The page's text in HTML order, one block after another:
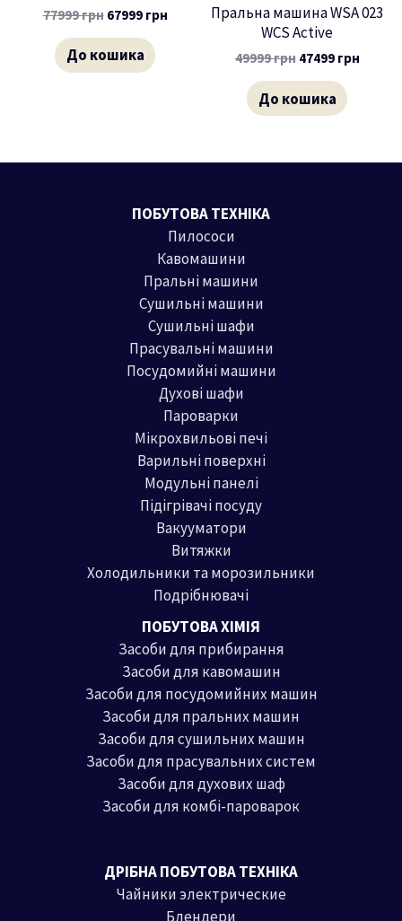
77999грн 67999 грн
До кошика
Пральна машина WSA 023
WCS Active
49999грн 47499 грн
До кошика
ПОБУТОВА ТЕХНІКА
Пилососи
Кавомашини
Пральні машини
Сушильні машини
Сушильні шафи
Прасувальні машини
Посудомийні машини
Духові шафи
Пароварки
Мікрохвильові печі
Варильні поверхні
Модульні панелі
Підігрівачі посуду
Вакууматори
Витяжки
Холодильники та морозильники
Подрібнювачі
ПОБУТОВА ХІМІЯ
Засоби для прибирання
Засоби для кавомашин
Засоби для посудомийних машин
Засоби для пральних машин
Засоби для сушильних машин
Засоби для прасувальних систем
Засоби для духових шаф
Засоби для комбі-пароварок
ДРІБНА ПОБУТОВА ТЕХНІКА
Чайники электрические
Блендери